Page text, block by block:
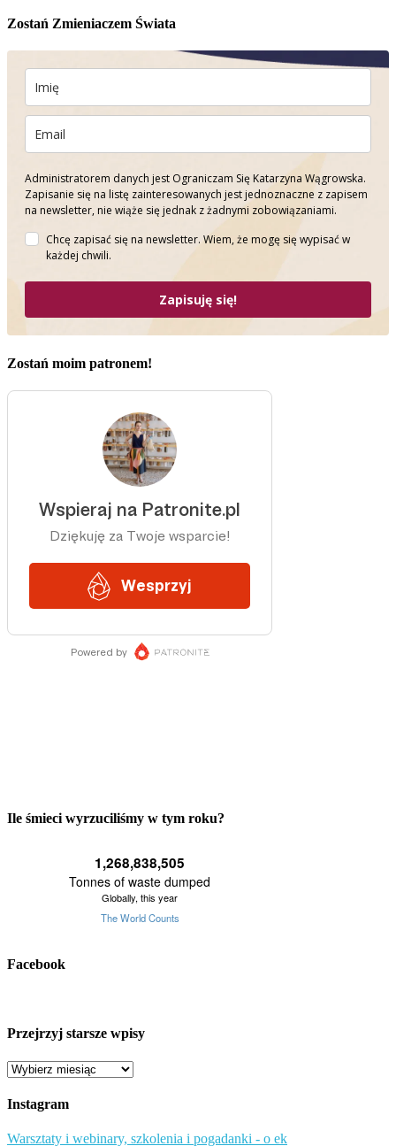
Zostań Zmieniaczem Świata
Administratorem danych jest Ograniczam Się Katarzyna Wągrowska.
Zapisanie się na listę zainteresowanych jest jednoznaczne z zapisem
na newsletter, nie wiąże się jednak z żadnymi zobowiązaniami.
Chcę zapisać się na newsletter. Wiem, że mogę się wypisać w
każdej chwili.
Zapisuję się!
Zostań moim patronem!
Ile śmieci wyrzuciliśmy w tym roku?
Facebook
Przejrzyj starsze wpisy
Przejrzyj
wpisy
Instagram
Warsztaty i webinary, szkolenia i pogadanki - o ek